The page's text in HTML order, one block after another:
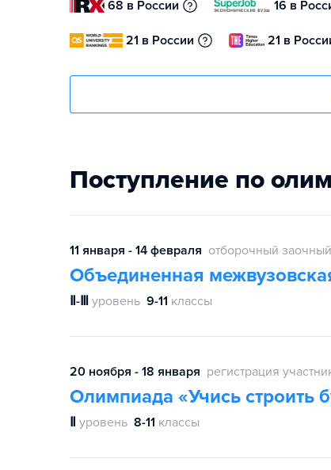
68 в России 16 в
21 в России 21 в
Поступление по
11 января - 14 февраля отборочный
Объединенная
Ⅱ-Ⅲ уровень 9-11 классы
20 ноября - 18 января регистрация
Олимпиада «Учись строить
Ⅱ уровень 8-11 классы